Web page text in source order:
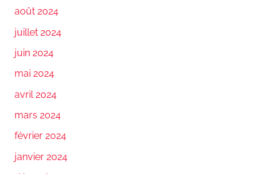
août 2024
juillet 2024
juin 2024
mai 2024
avril 2024
mars 2024
février 2024
janvier 2024